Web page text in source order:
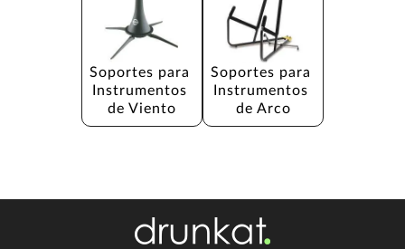
Soportes para
Instrumentos
de Viento
Soportes para
Instrumentos
de Arco